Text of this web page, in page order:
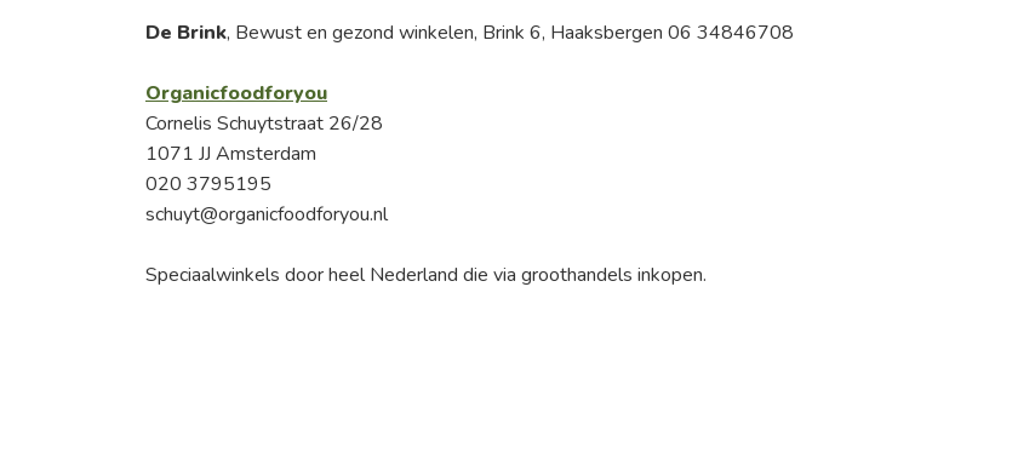
De Brink, Bewust en gezond winkelen, Brink 6, Haaksbergen 06 34846708
Organicfoodforyou
Cornelis Schuytstraat 26/28
1071 JJ Amsterdam
020 3795195
schuyt@organicfoodforyou.nl
Speciaalwinkels door heel Nederland die via groothandels inkopen.